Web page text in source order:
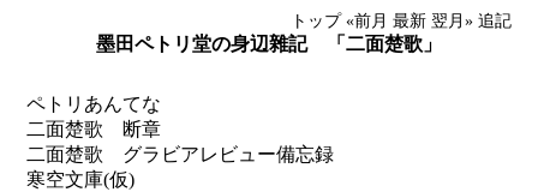
トップ «前月 最新 翌月» 追記
墨田ペトリ堂の身辺雜記 「二面楚歌」
ペトリあんてな
二面楚歌 断章
二面楚歌 グラビアレビュー備忘録
寒空文庫(仮)